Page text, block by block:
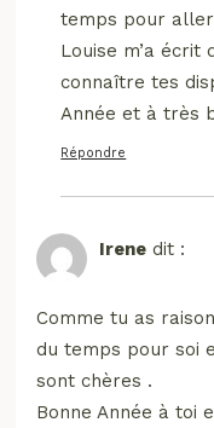
temps pour
Louise m’a écrit
connaître tes
Année et à très
Répondre
Irene dit :
Comme tu as
du temps pour soi
sont chères .
Bonne Année à toi